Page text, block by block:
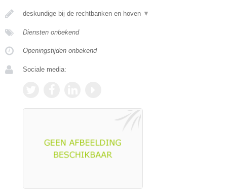
deskundige bij de rechtbanken en hoven ▼
Diensten onbekend
Openingstijden onbekend
Sociale media: